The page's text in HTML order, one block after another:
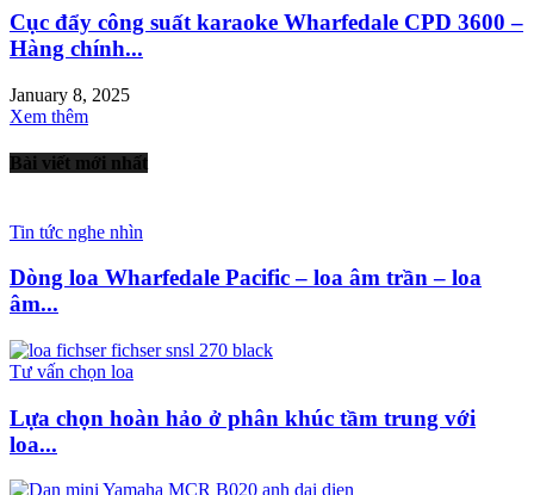
Cục đẩy công suất karaoke Wharfedale CPD 3600 –
Hàng chính...
January 8, 2025
Xem thêm
Bài viết mới nhất
Tin tức nghe nhìn
Dòng loa Wharfedale Pacific – loa âm trần – loa
âm...
Tư vấn chọn loa
Lựa chọn hoàn hảo ở phân khúc tầm trung với
loa...